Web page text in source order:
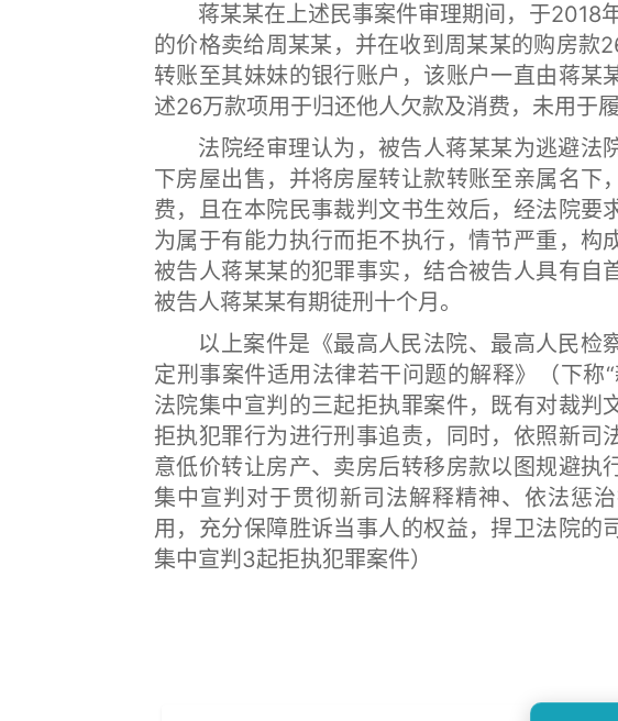
蒋某某在上述民事案件审理期间，于2018
的价格卖给周某某，并在收到周某某的购房款
转账至其妹妹的银行账户，该账户一直由蒋某
述26万款项用于归还他人欠款及消费，未用于
法院经审理认为，被告人蒋某某为逃避法
下房屋出售，并将房屋转让款转账至亲属名下
费，且在本院民事裁判文书生效后，经法院要
为属于有能力执行而拒不执行，情节严重，构
被告人蒋某某的犯罪事实，结合被告人具有自
被告人蒋某某有期徒刑十个月。
以上案件是《最高人民法院、最高人民检
定刑事案件适用法律若干问题的解释》（下称
法院集中宣判的三起拒执罪案件，既有对裁判
拒执犯罪行为进行刑事追责，同时，依照新司
意低价转让房产、卖房后转移房款以图规避执
集中宣判对于贯彻新司法解释精神、依法惩
用，充分保障胜诉当事人的权益，捍卫法院的
集中宣判3起拒执犯罪案件）